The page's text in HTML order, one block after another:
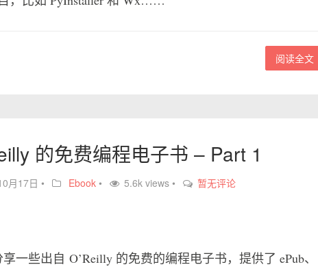
阅读全文
的免费编程电子书 – Part 1
月17日 • Ebook• 5.6k views • 暂无评论
一些出自 O’Reilly 的免费的编程电子书，提供了 ePub、